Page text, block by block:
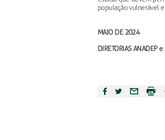
população vulnerável
MAIO DE 2024
DIRETORIAS ANADEP